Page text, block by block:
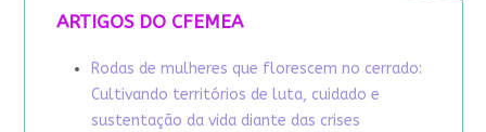
ARTIGOS DO CFEMEA
Rodas de mulheres que florescem no cerrado:
Cultivando territórios de luta, cuidado e
sustentação da vida diante das crises